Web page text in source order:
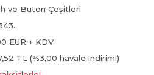
ve Buton Çeşitleri
EUR + KDV
TL (%3,00 havale indirimi)